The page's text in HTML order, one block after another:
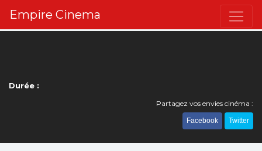
Empire Cinema
Durée :
Partagez vos envies cinéma :
Facebook Twitter